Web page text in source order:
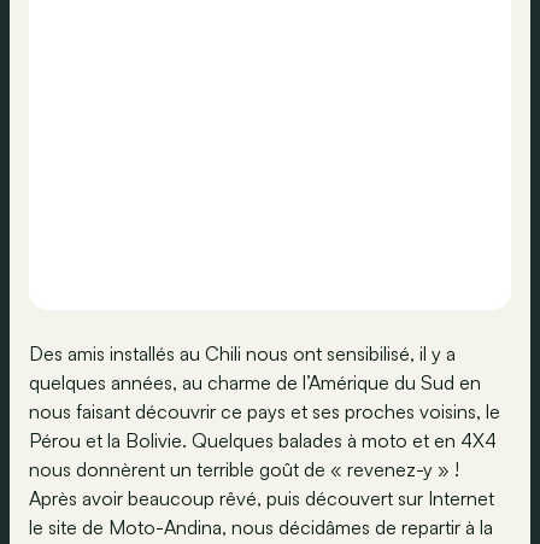
Des amis installés au Chili nous ont sensibilisé, il y a
quelques années, au charme de l’Amérique du Sud en
nous faisant découvrir ce pays et ses proches voisins, le
Pérou et la Bolivie. Quelques balades à moto et en 4X4
nous donnèrent un terrible goût de « revenez-y » !
Après avoir beaucoup rêvé, puis découvert sur Internet
le site de Moto-Andina, nous décidâmes de repartir à la